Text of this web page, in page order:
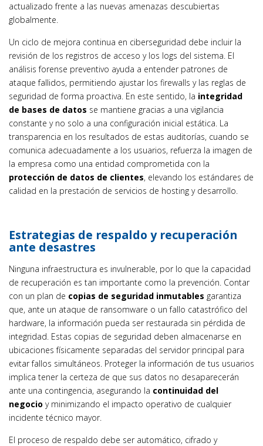
actualizado frente a las nuevas amenazas descubiertas
globalmente.
Un ciclo de mejora continua en ciberseguridad debe incluir la
revisión de los registros de acceso y los logs del sistema. El
análisis forense preventivo ayuda a entender patrones de
ataque fallidos, permitiendo ajustar los firewalls y las reglas de
seguridad de forma proactiva. En este sentido, la integridad
de bases de datos se mantiene gracias a una vigilancia
constante y no solo a una configuración inicial estática. La
transparencia en los resultados de estas auditorías, cuando se
comunica adecuadamente a los usuarios, refuerza la imagen de
la empresa como una entidad comprometida con la
protección de datos de clientes, elevando los estándares de
calidad en la prestación de servicios de hosting y desarrollo.
Estrategias de respaldo y recuperación
ante desastres
Ninguna infraestructura es invulnerable, por lo que la capacidad
de recuperación es tan importante como la prevención. Contar
con un plan de copias de seguridad inmutables garantiza
que, ante un ataque de ransomware o un fallo catastrófico del
hardware, la información pueda ser restaurada sin pérdida de
integridad. Estas copias de seguridad deben almacenarse en
ubicaciones físicamente separadas del servidor principal para
evitar fallos simultáneos. Proteger la información de tus usuarios
implica tener la certeza de que sus datos no desaparecerán
ante una contingencia, asegurando la continuidad del
negocio y minimizando el impacto operativo de cualquier
incidente técnico mayor.
El proceso de respaldo debe ser automático, cifrado y